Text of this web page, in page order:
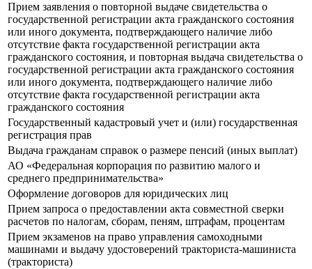
Прием заявления о повторной выдаче свидетельства о
государственной регистрации акта гражданского состояния
или иного документа, подтверждающего наличие либо
отсутствие факта государственной регистрации акта
гражданского состояния, и повторная выдача свидетельства о
государственной регистрации акта гражданского состояния
или иного документа, подтверждающего наличие либо
отсутствие факта государственной регистрации акта
гражданского состояния
Государственный кадастровый учет и (или) государственная
регистрация прав
Выдача гражданам справок о размере пенсий (иных выплат)
АО «Федеральная корпорация по развитию малого и
среднего предпринимательства»
Оформление договоров для юридических лиц
Прием запроса о предоставлении акта совместной сверки
расчетов по налогам, сборам, пеням, штрафам, процентам
Прием экзаменов на право управления самоходными
машинами и выдачу удостоверений тракториста-машиниста
(тракториста)